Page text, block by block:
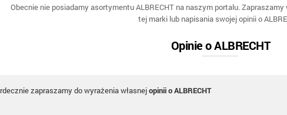
Obecnie nie posiadamy asortymentu ALBRECHT na naszym portalu.
tej marki lub napisania swojej opinii o
Opinie o ALBRECHT
zapraszamy do wyrażenia własnejopinii o ALBRECHT